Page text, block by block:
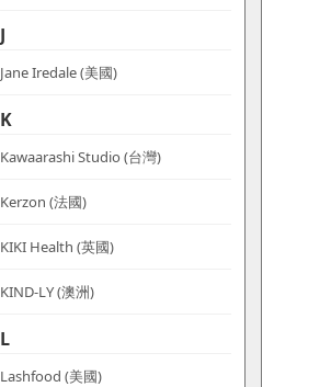
J
Jane Iredale (美國)
K
Kawaarashi Studio (台灣)
Kerzon (法國)
KIKI Health (英國)
KIND-LY (澳洲)
L
Lashfood (美國)